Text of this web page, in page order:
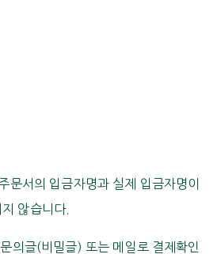
문서의 입금자명과 실제 입금자명이
않습니다.
의글(비밀글) 또는 메일로 결제확인